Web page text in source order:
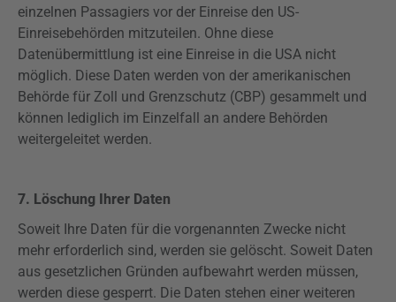
einzelnen Passagiers vor der Einreise den US-
Einreisebehörden mitzuteilen. Ohne diese
Datenübermittlung ist eine Einreise in die USA nicht
möglich. Diese Daten werden von der amerikanischen
Behörde für Zoll und Grenzschutz (CBP) gesammelt und
können lediglich im Einzelfall an andere Behörden
weitergeleitet werden.
7. Löschung Ihrer Daten
Soweit Ihre Daten für die vorgenannten Zwecke nicht
mehr erforderlich sind, werden sie gelöscht. Soweit Daten
aus gesetzlichen Gründen aufbewahrt werden müssen,
werden diese gesperrt. Die Daten stehen einer weiteren